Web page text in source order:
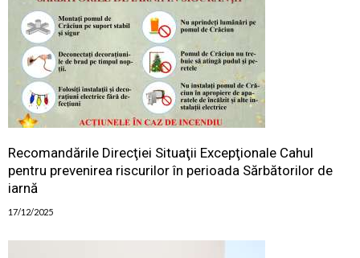
Recomandările Direcţiei Situaţii Excepţionale Cahul
pentru prevenirea riscurilor în perioada Sărbătorilor de
iarnă
17/12/2025